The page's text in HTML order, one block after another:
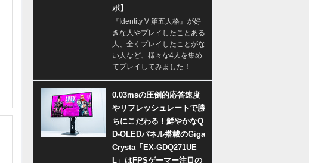
ポ】
『Identity V 第五人格』が好
きな人やプレイしたことある
人、全くプレイしたことがな
い人など、様々な4人を集め
てプレイしてみました！
0.03msの圧倒的応答速度
やリフレッシュレートで勝
ちにこだわる！鮮やかなQ
D-OLEDパネル搭載のGiga
Crysta「EX-GDQ271UE
L」はFPSゲーマー注目の